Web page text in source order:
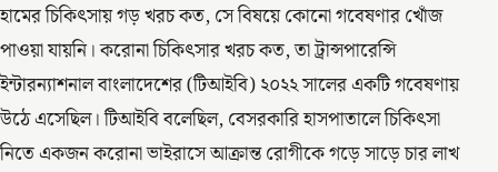
হামের চিকিৎসায় গড় খরচ কত, সে বিষয়ে কোনো গবেষণার খোঁজ
পাওয়া যায়নি। করোনা চিকিৎসার খরচ কত, তা ট্রান্সপারেন্সি
ইন্টারন্যাশনাল বাংলাদেশের (টিআইবি) ২০২২ সালের একটি গবেষণায়
উঠে এসেছিল। টিআইবি বলেছিল, বেসরকারি হাসপাতালে চিকিৎসা
নিতে একজন করোনা ভাইরাসে আক্রান্ত রোগীকে গড়ে সাড়ে চার লাখ